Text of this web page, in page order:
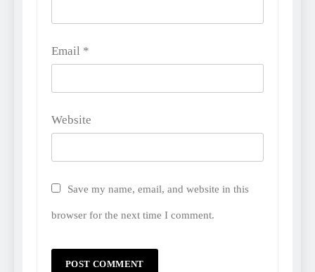
Email *
Website
Save my name, email, and website in this
browser for the next time I comment.